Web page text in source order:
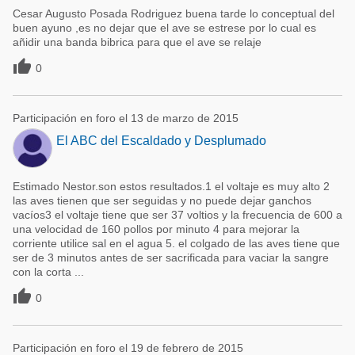
Cesar Augusto Posada Rodriguez buena tarde lo conceptual del
buen ayuno ,es no dejar que el ave se estrese por lo cual es
añidir una banda bibrica para que el ave se relaje
 0
Participación en foro el 13 de marzo de 2015
El ABC del Escaldado y Desplumado
Estimado Nestor.son estos resultados.1 el voltaje es muy alto 2
las aves tienen que ser seguidas y no puede dejar ganchos
vacíos3 el voltaje tiene que ser 37 voltios y la frecuencia de 600 a
una velocidad de 160 pollos por minuto 4 para mejorar la
corriente utilice sal en el agua 5. el colgado de las aves tiene que
ser de 3 minutos antes de ser sacrificada para vaciar la sangre
con la corta ...
 0
Participación en foro el 19 de febrero de 2015